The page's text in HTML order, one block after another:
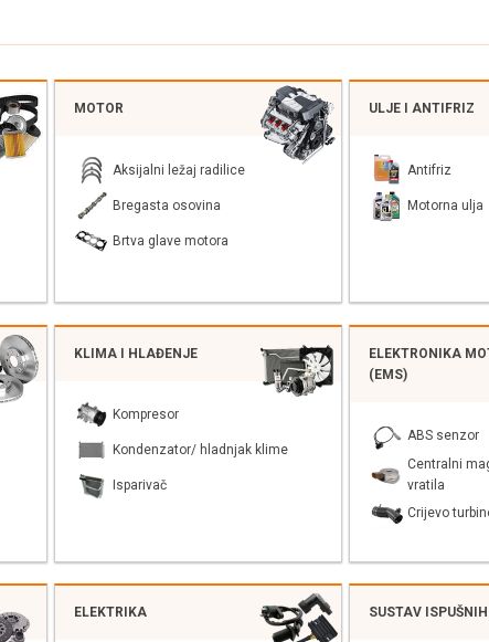
MOTOR
Aksijalni ležaj radilice
Bregasta osovina
Brtva glave motora
ULJE I ANTIFRIZ
Antifriz
Motorna ulja
KLIMA I HLAĐENJE
Kompresor
Kondenzator/ hladnjak klime
Isparivač
ELEKTRONIKA
(EMS)
ABS senzor
Centralni
vratila
Crijevo
ELEKTRIKA SUSTAV